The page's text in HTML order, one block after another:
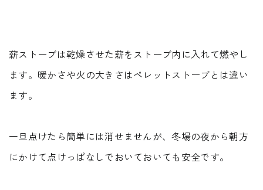
薪ストーブは乾燥させた薪をストーブ内に入れて燃やし
ます。暖かさや火の大きさはペレットストーブとは違い
ます。
一旦点けたら簡単には消せませんが、冬場の夜から朝方
にかけて点けっぱなしでおいておいても安全です。